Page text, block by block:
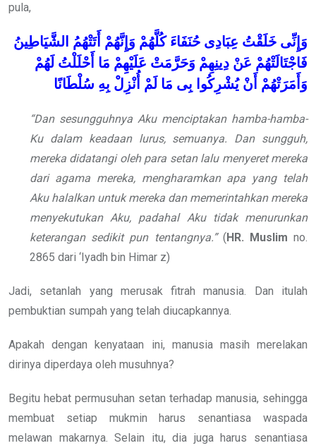
pula,
وَإِنِّى خَلَقْتُ عِبَادِى حُنَفَاءَ كُلَّهُمْ وَإِنَّهُمْ أَتَتْهُمُ الشَّيَاطِينُ
فَاجْتَالَتْهُمْ عَنْ دِينِهِمْ وَحَرَّمَتْ عَلَيْهِمْ مَا أَحْلَلْتُ لَهُمْ
وَأَمَرَتْهُمْ أَنْ يُشْرِكُوا بِى مَا لَمْ أُنْزِلْ بِهِ سُلْطَانًا
“Dan sesungguhnya Aku menciptakan hamba-hamba-
Ku dalam keadaan lurus, semuanya. Dan sungguh,
mereka didatangi oleh para setan lalu menyeret mereka
dari agama mereka, mengharamkan apa yang telah
Aku halalkan untuk mereka dan memerintahkan mereka
menyekutukan Aku, padahal Aku tidak menurunkan
keterangan sedikit pun tentangnya.” ( HR. Muslimno.
2865 dari ‘Iyadh bin Himar z)
Jadi, setanlah yang merusak fitrah manusia. Dan itulah
pembuktian sumpah yang telah diucapkannya.
Apakah dengan kenyataan ini, manusia masih merelakan
dirinya diperdaya oleh musuhnya?
Begitu hebat permusuhan setan terhadap manusia, sehingga
membuat setiap mukmin harus senantiasa waspada
melawan makarnya. Selain itu, dia juga harus senantiasa